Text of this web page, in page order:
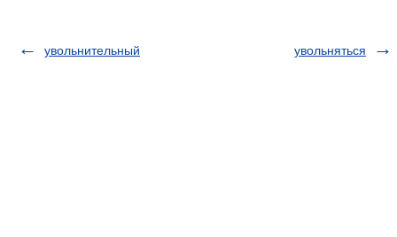
увольнительный увольняться